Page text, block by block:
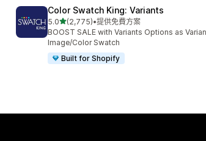
Color Swatch King: Variants
5.0滿分 5 顆星
(2,775)
共有 2775 則評價
•提供免費方案
BOOST SALE with Variants Options as
Image/Color Swatch
Built for Shopify